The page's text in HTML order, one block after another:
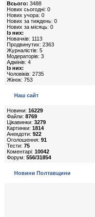
Всього: 3488
Нових сьогодні: 0
Нових учора: 0
Нових за тиждень: 0
Нових за місяць: 0
Із них:
Новачків: 1113
Продвинутих: 2363
Журналістів: 5
Модераторів: 3
Адмінів: 4
Із них:
Чоловіків: 2735
Жінок: 753
Наш сайт
Новини: 16229
Файли: 8769
Цікавинки: 3279
Картинки: 1814
Анекдоти: 922
Оголошення: 91
Тести: 75
Коментарі: 10042
Форум: 556/31854
Новини Полтавщини